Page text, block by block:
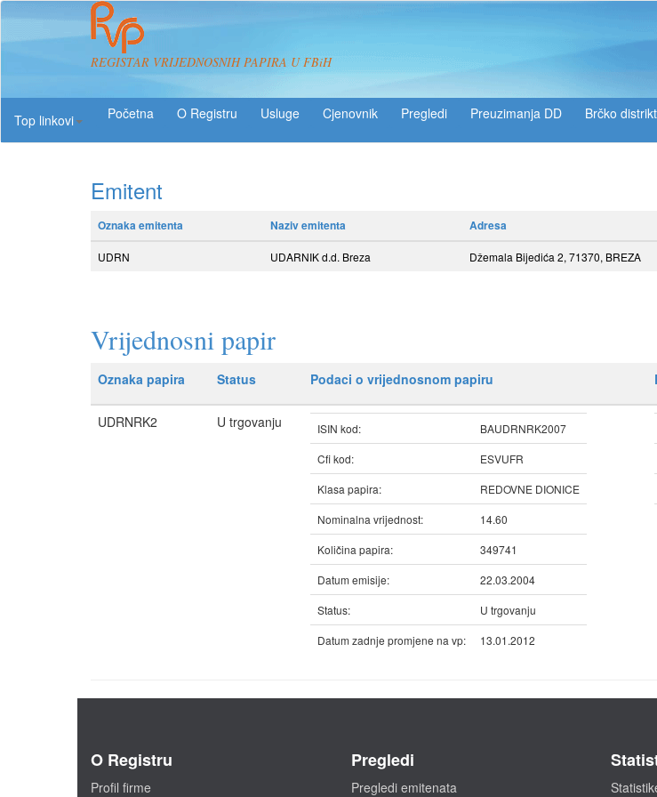
REGISTAR VRIJEDNOSNIH PAPIRA U FBiH
Top linkovi
O Registru Usluge Pregledi Preuzimanja DD Brčko distrikt
Emitent
Oznaka emitenta Naziv emitenta Adresa
UDRN UDARNIK d.d. Breza Džemala Bijedića 2, 71370, BREZA
Vrijednosni papir
Oznaka papira Status Podaci o vrijednosnom papiru
UDRNRK2 U trgovanju ISIN kod:
BAUDRNRK2007
Cfi kod:
ESVUFR
Klasa papira:
REDOVNE DIONICE
Nominalna vrijednost:
14.60
Količina papira:
349741
Datum emisije:
22.03.2004
Status:
U trgovanju
Datum zadnje promjene na vp:
13.01.2012
O Registru
Profil firme
Pregledi
Pregledi emitenata